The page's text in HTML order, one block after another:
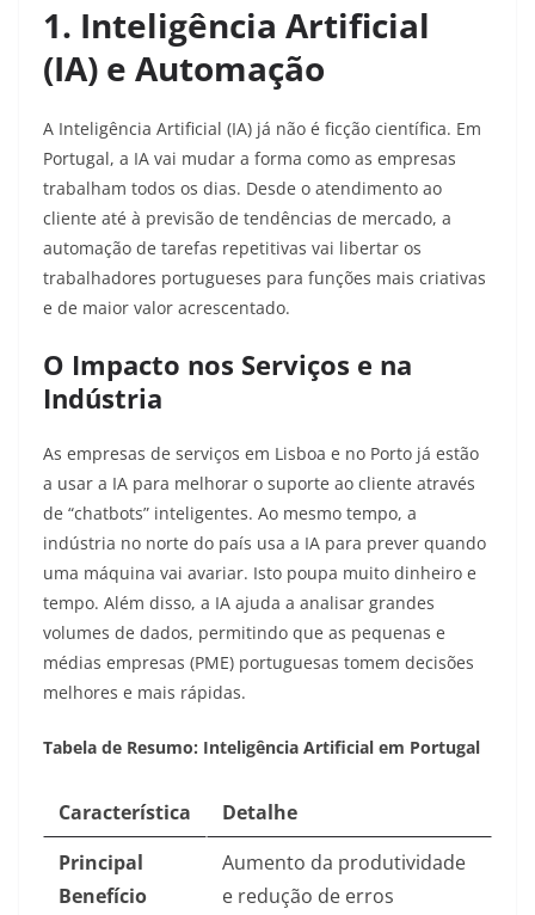
1. Inteligência Artificial
(IA) e Automação
A Inteligência Artificial (IA) já não é ficção científica. Em
Portugal, a IA vai mudar a forma como as empresas
trabalham todos os dias. Desde o atendimento ao
cliente até à previsão de tendências de mercado, a
automação de tarefas repetitivas vai libertar os
trabalhadores portugueses para funções mais criativas
e de maior valor acrescentado.
O Impacto nos Serviços e na
Indústria
As empresas de serviços em Lisboa e no Porto já estão
a usar a IA para melhorar o suporte ao cliente através
de “chatbots” inteligentes. Ao mesmo tempo, a
indústria no norte do país usa a IA para prever quando
uma máquina vai avariar. Isto poupa muito dinheiro e
tempo. Além disso, a IA ajuda a analisar grandes
volumes de dados, permitindo que as pequenas e
médias empresas (PME) portuguesas tomem decisões
melhores e mais rápidas.
Tabela de Resumo: Inteligência Artificial em Portugal
Característica
Detalhe
Principal
Benefício
Aumento da produtividade
e redução de erros